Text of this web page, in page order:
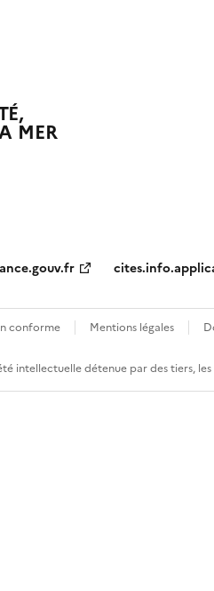
MER
conforme Mentions légales
intellectuelle détenue par des tiers,